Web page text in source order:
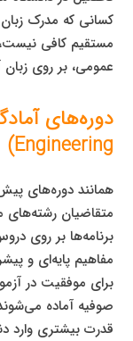
کسانی که مدرک زبان
مستقیم کافی نیست،
عمومی، بر روی
Engineering)
همانند دوره‌های
متقاضیان رشته‌های
برنامه‌ها بر روی
مفاهیم پایه‌ای و
برای موفقیت در
صوفیه آماده
قدرت بیشتری وارد